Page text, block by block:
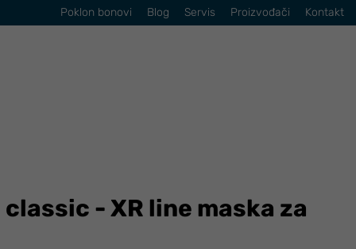
Poklon bonovi Blog Servis Proizvođači Kontakt
classic - XR line maska za